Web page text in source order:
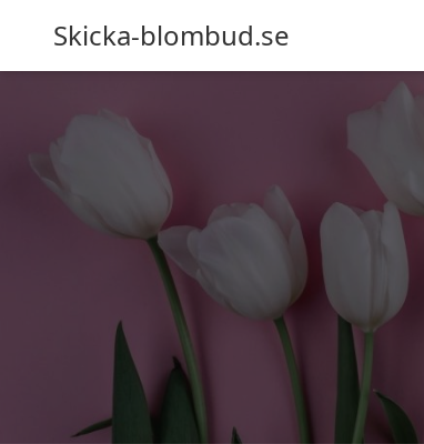
Skicka-blombud.se